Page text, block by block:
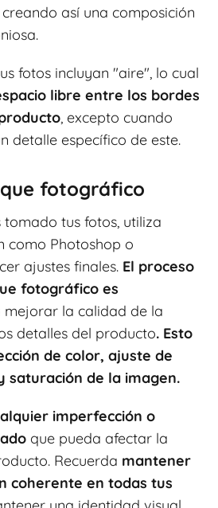
así una composición
fotos incluyan "aire", lo cual
libre entre los bordes
, excepto cuando
detalle específico de este.
fotográfico
tus fotos, utiliza
como Photoshop o
ajustes finales. El proceso
fotográfico es
mejorar la calidad de la
detalles del producto. Esto
de color, ajuste de
saturación de la imagen.
imperfección o
que pueda afectar la
Recuerda mantener
coherente en todas tus